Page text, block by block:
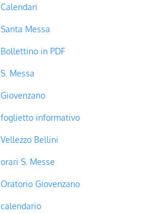
Calendari
Santa Messa
Bollettino in PDF
S. Messa
Giovenzano
foglietto informativo
Vellezzo Bellini
orari S. Messe
Oratorio Giovenzano
calendario